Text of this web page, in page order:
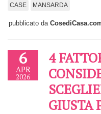
CASE MANSARDA
pubblicato da
6
APR
2026
4
GIUSTA